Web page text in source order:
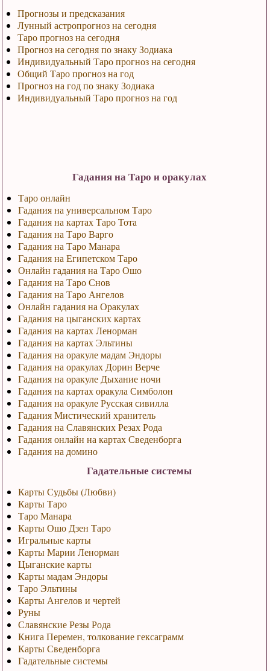
Прогнозы и предсказания
Лунный астропрогноз на сегодня
Таро прогноз на сегодня
Прогноз на сегодня по знаку Зодиака
Индивидуальный Таро прогноз на сегодня
Общий Таро прогноз на год
Прогноз на год по знаку Зодиака
Индивидуальный Таро прогноз на год
Гадания на Таро и оракулах
Таро онлайн
Гадания на универсальном Таро
Гадания на картах Таро Тота
Гадания на Таро Варго
Гадания на Таро Манара
Гадания на Египетском Таро
Онлайн гадания на Таро Ошо
Гадания на Таро Снов
Гадания на Таро Ангелов
Онлайн гадания на Оракулах
Гадания на цыганских картах
Гадания на картах Ленорман
Гадания на картах Эльтины
Гадания на оракуле мадам Эндоры
Гадания на оракулах Дорин Верче
Гадания на оракуле Дыхание ночи
Гадания на картах оракула Симболон
Гадания на оракуле Русская сивилла
Гадания Мистический хранитель
Гадания на Славянских Резах Рода
Гадания онлайн на картах Сведенборга
Гадания на домино
Гадательные системы
Карты Судьбы (Любви)
Карты Таро
Таро Манара
Карты Ошо Дзен Таро
Игральные карты
Карты Марии Ленорман
Цыганские карты
Карты мадам Эндоры
Таро Эльтины
Карты Ангелов и чертей
Руны
Славянские Резы Рода
Книга Перемен, толкование гексаграмм
Карты Сведенборга
Гадательные системы